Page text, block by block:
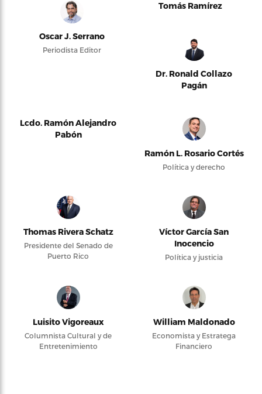
Oscar J. Serrano
Periodista Editor
Tomás Ramírez
Dr. Ronald Collazo
Pagán
Lcdo. Ramón Alejandro
Pabón
Ramón L. Rosario Cortés
Política y derecho
Thomas Rivera Schatz
Presidente del Senado de
Puerto Rico
Víctor García San
Inocencio
Política y justicia
Luisito Vigoreaux
Columnista Cultural y de
Entretenimiento
William Maldonado
Economista y Estratega
Financiero